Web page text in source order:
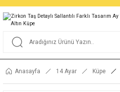
Tüm Alışverişlerde KARGO BEDAVA
Ankara İçi Elden Teslimat İmkanı
24/7
40 Yıllık Güvenin Adresi
Anasayfa 14 Ayar Küpe